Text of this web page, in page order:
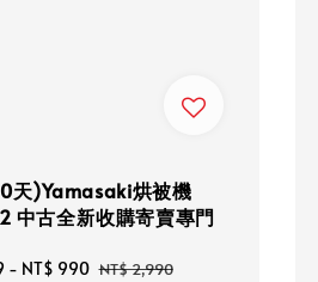
天)Yamasaki烘被機
中古全新收購寄賣專門
- NT$ 990 Regular
NT$ 2,990